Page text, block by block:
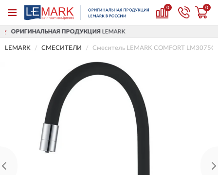
0 0
ПРОДУКЦИЯLEMARK
LEMARK СМЕСИТЕЛИ Смеситель LEMARK COMFORT